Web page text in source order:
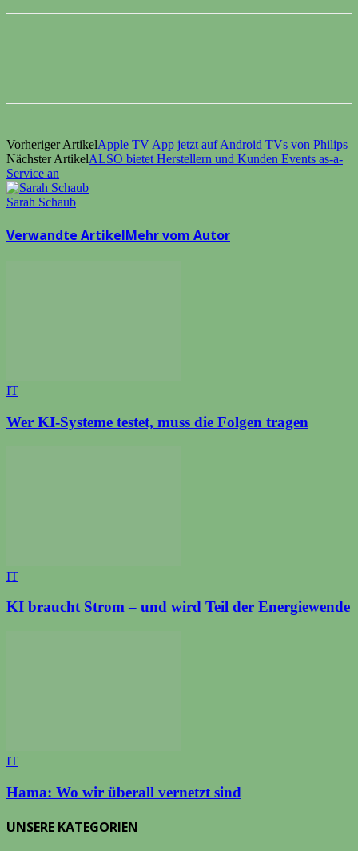
Vorheriger ArtikelApple TV App jetzt auf Android TVs von Philips
Nächster ArtikelALSO bietet Herstellern und Kunden Events as-a-
Service an
Sarah Schaub
Verwandte ArtikelMehr vom Autor
IT
Wer KI-Systeme testet, muss die Folgen tragen
IT
KI braucht Strom – und wird Teil der Energiewende
IT
Hama: Wo wir überall vernetzt sind
UNSERE KATEGORIEN